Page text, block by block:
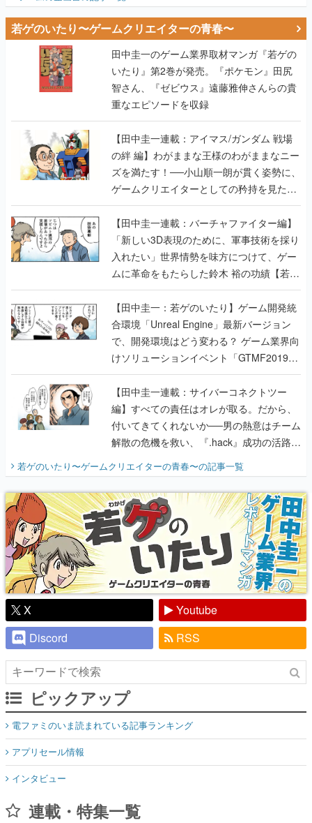
若ゲのいたり〜ゲームクリエイターの青春〜
田中圭一のゲーム業界取材マンガ『若ゲの
いたり』第2巻が発売。『ポケモン』田尻
智さん、『ゼビウス』遠藤雅伸さんらの貴
重なエピソードを収録
【田中圭一連載：アイマス/ガンダム 戦場
の絆 編】わがままな王様のわがままなニー
ズを満たす！──小山順一朗が貫く姿勢に、
ゲームクリエイターとしての矜持を見た
【若ゲのいたり最終回】
【田中圭一連載：バーチャファイター編】
「新しい3D表現のために、軍事技術を採り
入れたい」世界情勢を味方につけて、ゲー
ムに革命をもたらした鈴木 裕の功績【若ゲ
のいたり】
【田中圭一：若ゲのいたり】ゲーム開発統
合環境「Unreal Engine」最新バージョン
で、開発環境はどう変わる？ ゲーム業界向
けソリューションイベント「GTMF2019」
に行って、より理解を深めよう【PR】
【田中圭一連載：サイバーコネクトツー
編】すべての責任はオレが取る。だから、
付いてきてくれないか──男の熱意はチーム
解散の危機を救い、『.hack』成功の活路を
『少年ジャンプ』色だった【若ゲのいた
り】
若ゲのいたり〜ゲームクリエイターの青春〜の記事一覧
X
Youtube
Discord
RSS
ピックアップ
電ファミのいま読まれている記事ランキング
アプリセール情報
インタビュー
連載・特集一覧